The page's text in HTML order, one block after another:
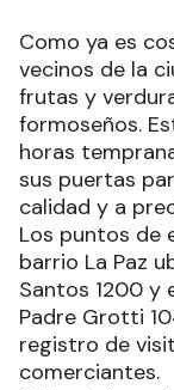
Como ya es
vecinos de la
frutas y
formoseños.
horas
sus puertas
calidad y a
Los puntos de
barrio La Paz
Santos 1200 y
Padre Grotti
registro de
comerciantes.